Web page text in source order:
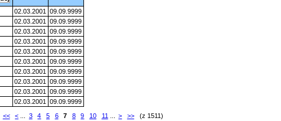
02.03.2001
09.09.9999
02.03.2001
09.09.9999
02.03.2001
09.09.9999
02.03.2001
09.09.9999
02.03.2001
09.09.9999
02.03.2001
09.09.9999
02.03.2001
09.09.9999
02.03.2001
09.09.9999
02.03.2001
09.09.9999
02.03.2001
09.09.9999
<< < 3 4 5 6 7 8 9 10 11 > >>(z 1511)